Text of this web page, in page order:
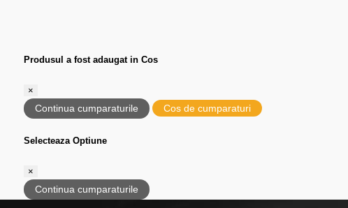
Produsul a fost adaugat in Cos
×
Continua cumparaturile Cos de cumparaturi
Selecteaza Optiune
×
Continua cumparaturile